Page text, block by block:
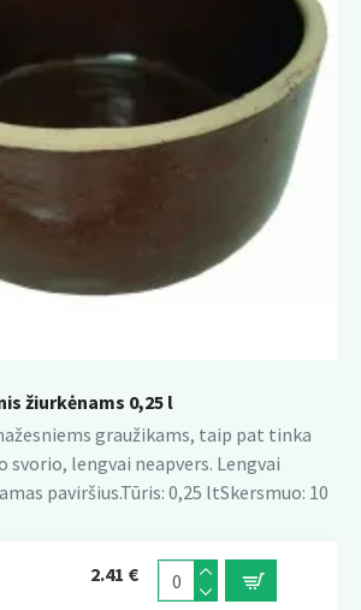
žiurkėnams 0,25 l
graužikams, taip pat tinka
svorio, lengvai neapvers. Lengvai
paviršius.Tūris: 0,25 ltSkersmuo: 10
2.41 €